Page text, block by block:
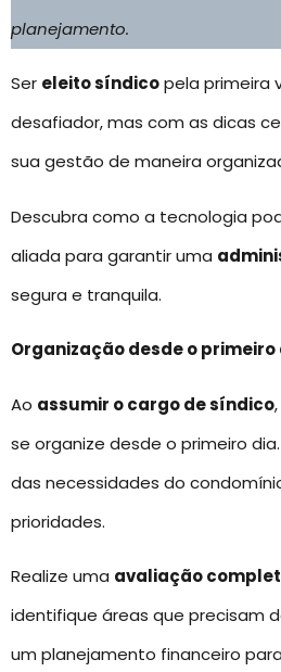
planejamento.
Ser eleito síndicopela primeira
desafiador, mas com as dicas
sua gestão de maneira
Descubra como a tecnologia
aliada para garantir uma
segura e tranquila.
Organização desde o primeiro
Ao assumir o cargo de síndico
se organize desde o primeiro
das necessidades do
prioridades.
Realize uma avaliação
identifique áreas que precisam
um planejamento financeiro